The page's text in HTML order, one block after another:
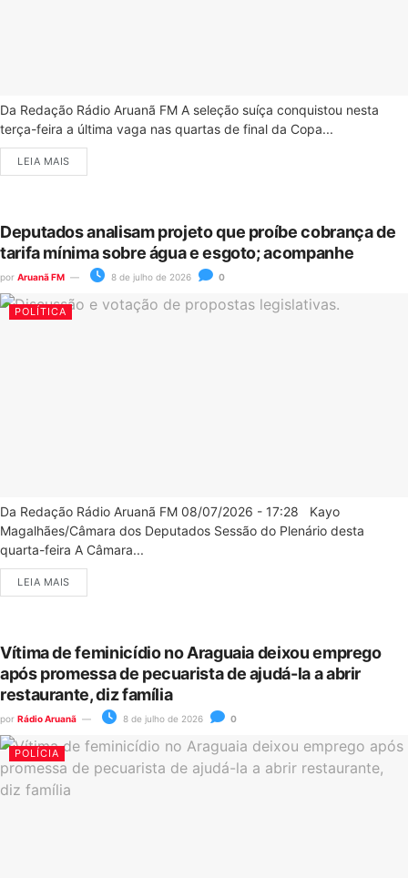
Da Redação Rádio Aruanã FM A seleção suíça conquistou nesta
terça-feira a última vaga nas quartas de final da Copa...
LEIA MAIS
Deputados analisam projeto que proíbe cobrança de
tarifa mínima sobre água e esgoto; acompanhe
por Aruanã FM 8 de julho de 2026 0
POLÍTICA
Da Redação Rádio Aruanã FM 08/07/2026 - 17:28 Kayo
Magalhães/Câmara dos Deputados Sessão do Plenário desta
quarta-feira A Câmara...
LEIA MAIS
Vítima de feminicídio no Araguaia deixou emprego
após promessa de pecuarista de ajudá-la a abrir
restaurante, diz família
por Rádio Aruanã 8 de julho de 2026 0
POLÍCIA